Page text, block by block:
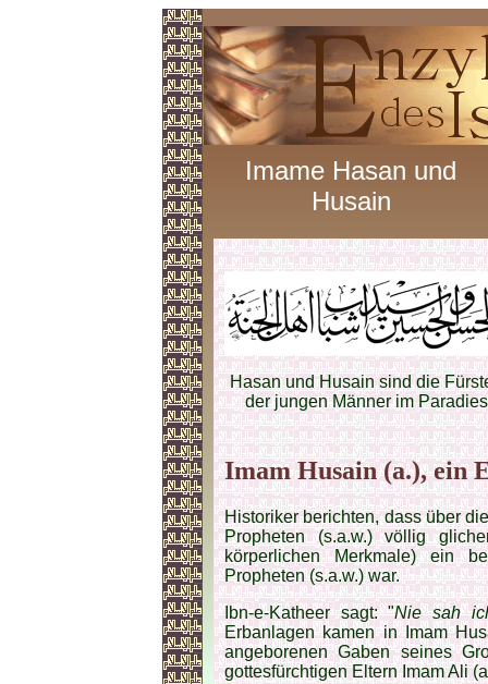
Imame Hasan und
Husain
Hasan und Husain sind die
der jungen Männer im Paradies
Imam Husain (a.), ein
Historiker berichten, dass über
Propheten (s.a.w.) völlig
körperlichen Merkmale) ein
Propheten (s.a.w.) war.
Ibn‑e-Katheer sagt: "Nie sah
Erbanlagen kamen in Imam
angeborenen Gaben seines
gottesfürchtigen Eltern Imam Ali